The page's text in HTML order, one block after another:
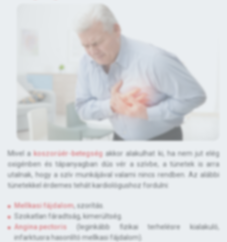
Mivel a koszorúér-betegség akkor alakulhat ki, ha nem jut elég
oxigénben és tápanyagban dús vér a szívbe, a tünetek is arra
utalnak, hogy a szív munkájával valami nincs rendben. Az alábbi
tünetekkel érdemes tehát kardiológushoz fordulni:
Mellkasi fájdalom, szorítás.
Szokatlan fáradtság, kimerültség.
Angina pectoris (leginkább fizikai terhelésre kialakuló,
infarktusra hasonlító mellkasi fájdalom).